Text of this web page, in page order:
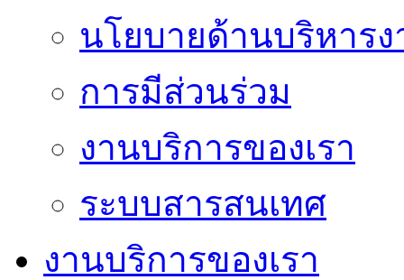
นโยบายด้านบริหาร
การมีส่วนร่วม
งานบริการของเรา
ระบบสารสนเทศ
งานบริการของเรา